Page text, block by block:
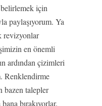
belirlemek için
paylaşıyorum. Ya
revizyonlar
en önemli
ardından çizimleri
Renklendirme
bazen talepler
bırakıyorlar.